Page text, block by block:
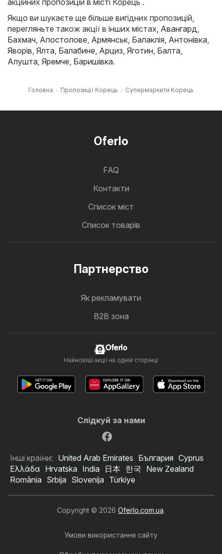
акційних пропозицій в місті Корець .
Якщо ви шукаєте ще більше вигідних пропозицій,
перегляньте також акції в інших містах, Авангард,
Бахмач, Апостолове, Армянськ, Балаклія, Антонівка,
Яворів, Ялта, Балабине, Арциз, Яготин, Балта,
Алушта, Яремче, Баришівка.
Головна Пропозиції Корець Супермаркети Корець
Oferlo
FAQ
Контакти
Cписок міст
Список товарів
Партнерство
Як рекламувати
B2B зона
Oferlo
Найновіші акції на одній сторінці
Слідкуй за нами
Інші країни: United Arab Emirates България Cyprus
Ελλάδα Hrvatska India 日本 한국 New Zealand
România Srbija Slovenija Türkiye
Copyright © 2026 Oferlo.com.ua.
Умови використання сайту